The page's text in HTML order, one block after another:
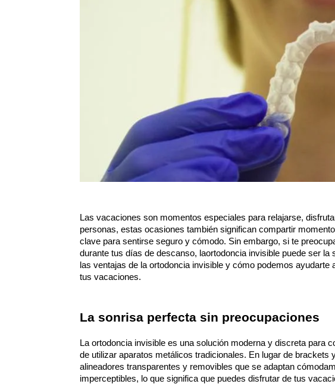
Las vacaciones son momentos especiales para relajarse,
personas, estas ocasiones también significan compartir
clave para sentirse seguro y cómodo. Sin embargo, si te
durante tus días de descanso, laortodoncia invisible puede ser
las ventajas de la ortodoncia invisible y cómo podemos
tus vacaciones.
La sonrisa perfecta sin preocupaciones
La ortodoncia invisible es una solución moderna y discreta para
de utilizar aparatos metálicos tradicionales. En lugar de
alineadores transparentes y removibles que se adaptan
imperceptibles, lo que significa que puedes disfrutar de tus